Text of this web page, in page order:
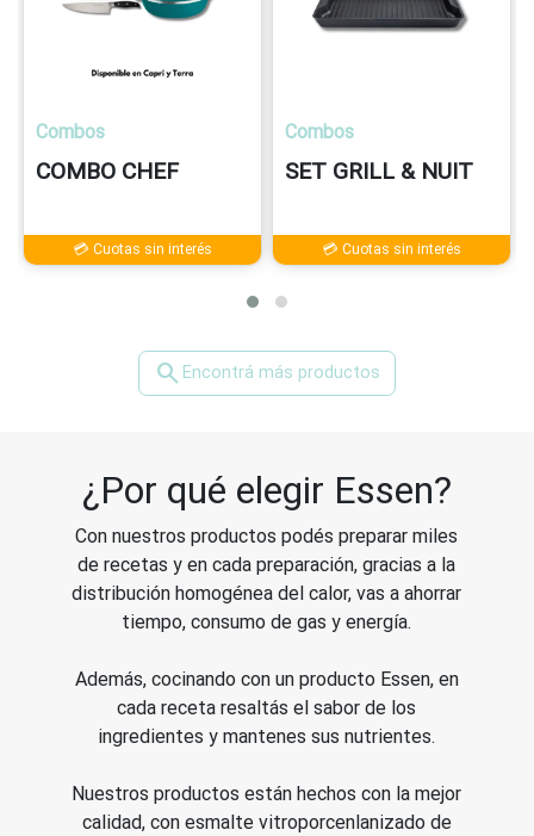
Combos
COMBO CHEF
💳 Cuotas sin interés
Combos
SET GRILL & NUIT
💳 Cuotas sin interés
search Encontrá más productos
¿Por qué elegir Essen?
Con nuestros productos podés preparar miles
de recetas y en cada preparación, gracias a la
distribución homogénea del calor, vas a ahorrar
tiempo, consumo de gas y energía.
Además, cocinando con un producto Essen, en
cada receta resaltás el sabor de los
ingredientes y mantenes sus nutrientes.
Nuestros productos están hechos con la mejor
calidad, con esmalte vitroporcenlanizado de